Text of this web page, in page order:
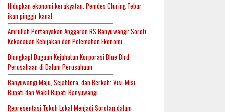
Indonesia.id Perkuat Sinergitas Lewat Ngopi
untuk Mendukung Ketahanan Pangan Nasional
Jadi Lokasi Uji Coba Program NADI JKN
Hidupkan ekonomi kerakyatan. Pemdes Cluring Tebar
ikan pinggir kanal
Amrullah Pertanyakan Anggaran RS Banyuwangi: Soroti
Kekacauan Kebijakan dan Pelemahan Ekonomi
Diungkap! Dugaan Kejahatan Korporasi Blue Bird
Perusahaan di Dalam Perusahaan
Banyuwangi Maju, Sejahtera, dan Berkah: Visi-Misi
Bupati dan Wakil Bupati Banyuwangi
Representasi Tokoh Lokal Menjadi Sorotan dalam